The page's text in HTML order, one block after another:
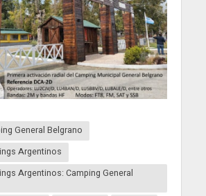
General Belgrano
Argentinos
Argentinos: Camping General